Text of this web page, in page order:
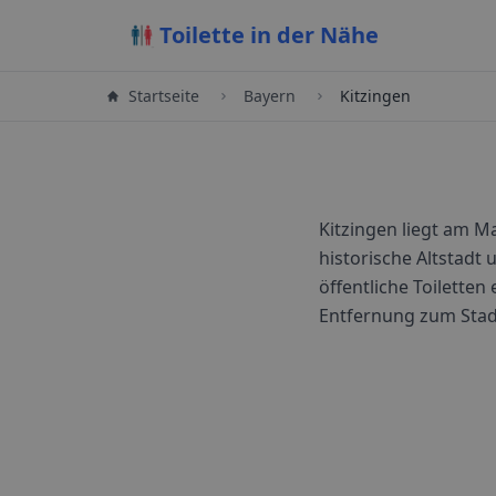
Toilette in der Nähe
Startseite Bayern Kitzingen
Kitzingen liegt am
historische Altstadt
öffentliche Toiletten
Entfernung zum